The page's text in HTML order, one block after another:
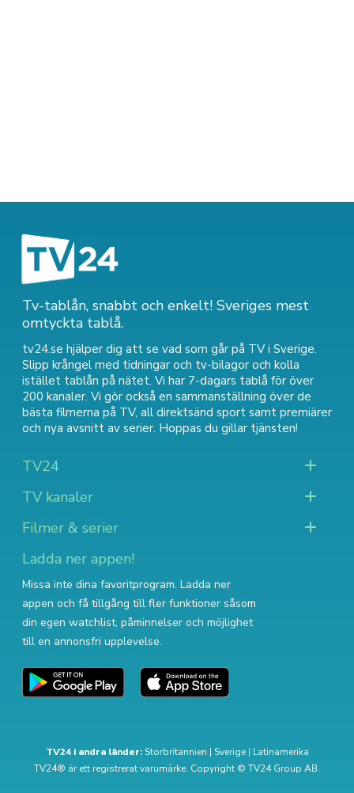
Tv-tablån, snabbt och enkelt! Sveriges mest
omtyckta tablå.
tv24.se hjälper dig att se vad som går på TV i Sverige.
Slipp krångel med tidningar och tv-bilagor och kolla
istället tablån på nätet. Vi har 7-dagars tablå för över
200 kanaler. Vi gör också en sammanställning över de
bästa filmerna på TV, all direktsänd sport samt premiärer
och nya avsnitt av serier. Hoppas du gillar tjänsten!
TV24
TV kanaler
Filmer & serier
Ladda ner appen!
Missa inte dina favoritprogram. Ladda ner
appen och få tillgång till fler funktioner såsom
din egen watchlist, påminnelser och möjlighet
till en annonsfri upplevelse.
TV24 i andra länder: Storbritannien | Sverige| Latinamerika
TV24® är ett registrerat varumärke. Copyright © TV24 Group AB.